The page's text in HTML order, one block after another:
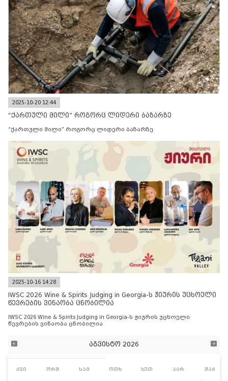
2025-10-20 12:44
“ქართული მილი” როგორც ლიდერი ბაზარზე
“ქართული მილი” როგორც ლიდერი ბაზარზე
2025-10-16 14:28
IWSC 2026 Wine & Spirits Judging in Georgia-ს ჟიურის უცხოელი
წევრების ვინაობა ცნობილია
IWSC 2026 Wine & Spirits Judging in Georgia-ს ჟიურის უცხოელი
წევრების ვინაობა ცნობილია
აგვისტო 2026
კვი ორშ სამ ოთხ ხუთ პარ შაბ